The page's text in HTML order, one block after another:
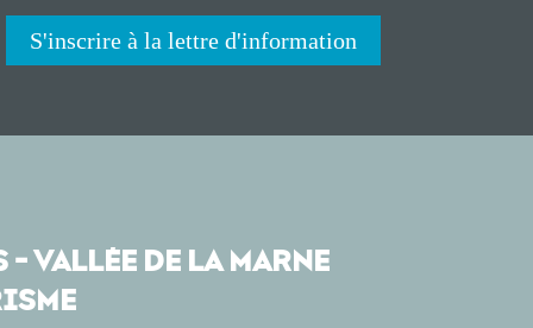
S'inscrire à la lettre d'information
- VALLÉE DE LA MARNE